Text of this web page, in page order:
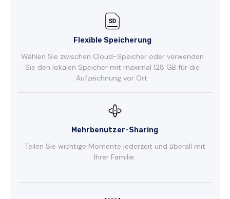
Flexible Speicherung
Wählen Sie zwischen Cloud-Speicher oder verwenden
Sie den lokalen Speicher mit maximal 128 GB für die
Aufzeichnung vor Ort.
Mehrbenutzer-Sharing
Teilen Sie wichtige Momente jederzeit und überall mit
Ihrer Familie.